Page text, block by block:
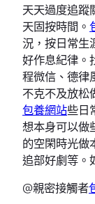
天天過度追蹤
天固按時間。
況，按日常生
好作息紀律。
程微信、德律
不克不及放松
包養網站些日
想本身可以做
的空閑時光做
追部好劇等。
@親密接觸者